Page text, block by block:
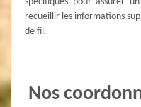
recueillir les informations
de fil.
Nos